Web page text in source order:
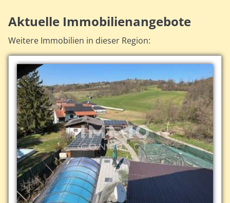
Aktuelle Immobilienangebote
Weitere Immobilien in dieser Region: